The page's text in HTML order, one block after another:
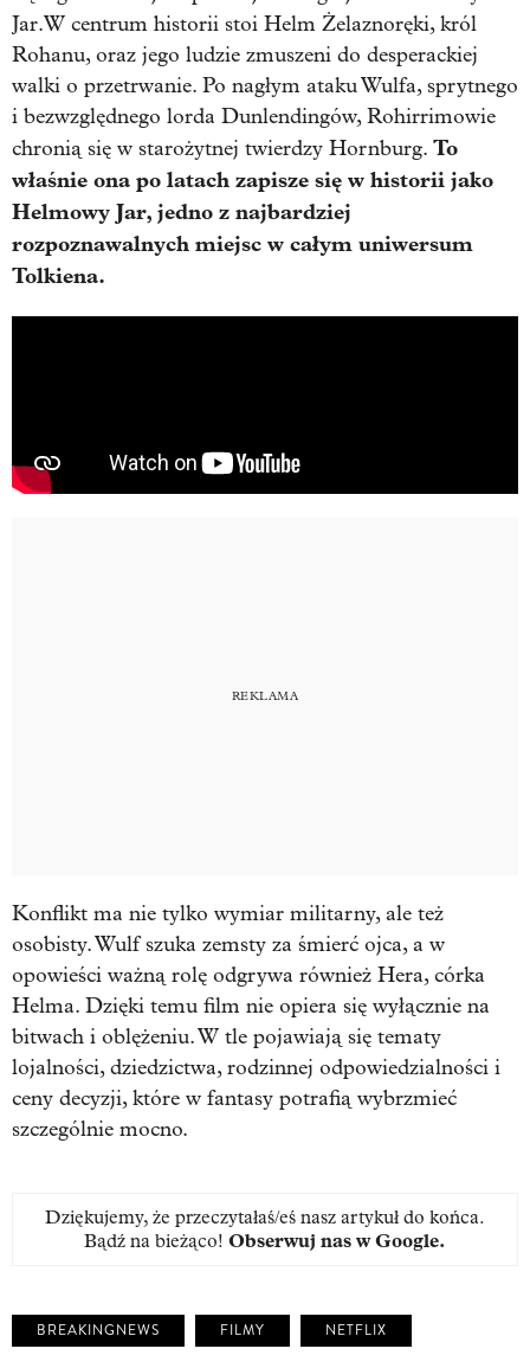
Jar.W centrum historii stoi Helm Żelaznoręki, król
Rohanu, oraz jego ludzie zmuszeni do desperackiej
walki o przetrwanie. Po nagłym ataku Wulfa, sprytnego
i bezwzględnego lorda Dunlendingów, Rohirrimowie
chronią się w starożytnej twierdzy Hornburg. To
właśnie ona po latach zapisze się w historii jako
Helmowy Jar, jedno z najbardziej
rozpoznawalnych miejsc w całym uniwersum
Tolkiena.
Konflikt ma nie tylko wymiar militarny, ale też
osobisty. Wulf szuka zemsty za śmierć ojca, a w
opowieści ważną rolę odgrywa również Hera, córka
Helma. Dzięki temu film nie opiera się wyłącznie na
bitwach i oblężeniu. W tle pojawiają się tematy
lojalności, dziedzictwa, rodzinnej odpowiedzialności i
ceny decyzji, które w fantasy potrafią wybrzmieć
szczególnie mocno.
Dziękujemy, że przeczytałaś/eś nasz artykuł do końca.
Bądź na bieżąco! Obserwuj nas w Google.
BREAKINGNEWS FILMY NETFLIX